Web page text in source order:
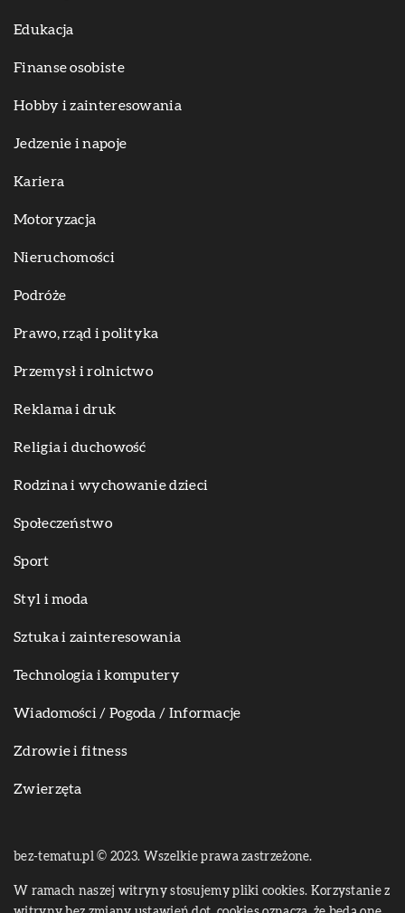
Edukacja
Finanse osobiste
Hobby i zainteresowania
Jedzenie i napoje
Kariera
Motoryzacja
Nieruchomości
Podróże
Prawo, rząd i polityka
Przemysł i rolnictwo
Reklama i druk
Religia i duchowość
Rodzina i wychowanie dzieci
Społeczeństwo
Sport
Styl i moda
Sztuka i zainteresowania
Technologia i komputery
Wiadomości / Pogoda / Informacje
Zdrowie i fitness
Zwierzęta
bez-tematu.pl © 2023. Wszelkie prawa zastrzeżone.
W ramach naszej witryny stosujemy pliki cookies. Korzystanie z